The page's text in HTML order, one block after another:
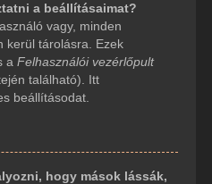
a beállításaimat?
vagy, minden
kerül tárolásra. Ezek
a Felhasználói vezérlőpult
található). Itt
beállításodat.
hogy mások lássák,